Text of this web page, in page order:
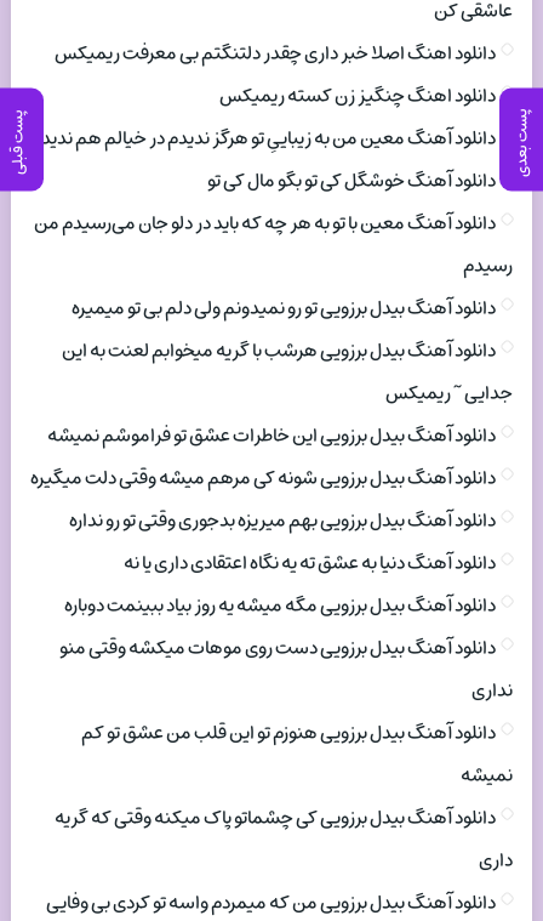
پست بعدی پست قبلی
عاشقی کن
دانلود اهنگ اصلا خبر داری چقدر دلتنگتم بی معرفت ریمیکس
دانلود اهنگ چنگیز زن کسته ریمیکس
دانلود آهنگ معین من به زیباییِ تو هرگز ندیدم در خیالم هم ندیدم
دانلود آهنگ خوشگل کی تو بگو مال کی تو
دانلود آهنگ معین با تو به هر چه که باید در دلو جان می‌رسیدم من
رسیدم
دانلود آهنگ بیدل برزویی تو رو نمیدونم ولی دلم بی تو میمیره
دانلود آهنگ بیدل برزویی هرشب با گریه میخوابم لعنت به این
جدایی ~ ریمیکس
دانلود آهنگ بیدل برزویی این خاطرات عشق تو فراموشم نمیشه
دانلود آهنگ بیدل برزویی شونه کی مرهم میشه وقتی دلت میگیره
دانلود آهنگ بیدل برزویی بهم میریزه بدجوری وقتی تو رو نداره
دانلود آهنگ دنیا به عشق ته یه نگاه اعتقادی داری یا نه
دانلود آهنگ بیدل برزویی مگه میشه یه روز بیاد ببینمت دوباره
دانلود آهنگ بیدل برزویی دست روی موهات میکشه وقتی منو
نداری
دانلود آهنگ بیدل برزویی هنوزم تو این قلب من عشق تو کم
نمیشه
دانلود آهنگ بیدل برزویی کی چشماتو پاک میکنه وقتی که گریه
داری
دانلود آهنگ بیدل برزویی من که میمردم واسه تو کردی بی وفایی